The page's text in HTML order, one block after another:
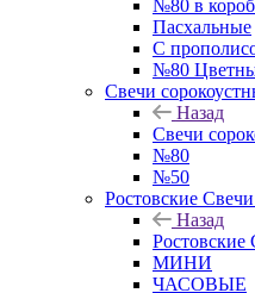
№80 в
Пасхальные
С
№80
Свечи
Назад
Свечи
№80
№50
Ростовские
Назад
МИНИ
ЧАСОВЫЕ